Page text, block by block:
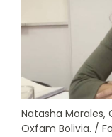
Natasha
Oxfam Bolivia. /